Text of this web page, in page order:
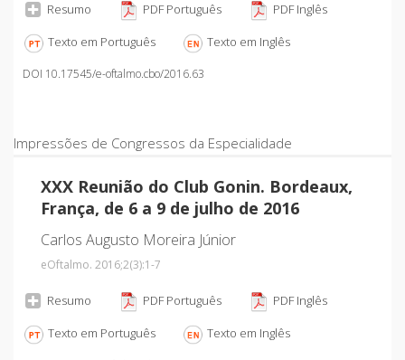
Resumo PDF Português
PDF Inglês
Texto em Português
Texto em Inglês
DOI 10.17545/e-oftalmo.cbo/2016.63
Impressões de Congressos da Especialidade
XXX Reunião do Club Gonin. Bordeaux,
França, de 6 a 9 de julho de 2016
Carlos Augusto Moreira Júnior
eOftalmo. 2016;2(3):1-7
Resumo PDF Português
PDF Inglês
Texto em Português
Texto em Inglês